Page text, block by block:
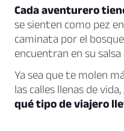
Cada aventurero
se sienten como pez
caminata por el
encuentran en su
Ya sea que te molen
las calles llenas de vida,
qué tipo de viajero